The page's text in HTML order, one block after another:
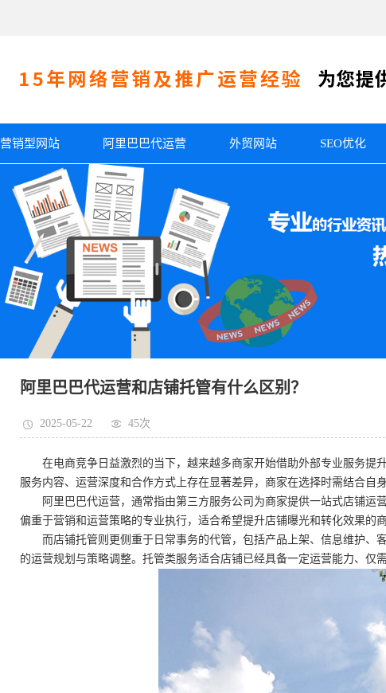
营销型网站 阿里巴巴代运营 外贸网站 SEO优化
阿里巴巴代运营和店铺托管有什么区别？
2025-05-22 45次
在电商竞争日益激烈的当下，越来越多商家开始借助外部专业服务提
服务内容、运营深度和合作方式上存在显著差异，商家在选择时需结合自
阿里巴巴代运营，通常指由第三方服务公司为商家提供一站式店铺
偏重于营销和运营策略的专业执行，适合希望提升店铺曝光和转化效果的
而店铺托管则更侧重于日常事务的代管，包括产品上架、信息维护、
的运营规划与策略调整。托管类服务适合店铺已经具备一定运营能力、仅